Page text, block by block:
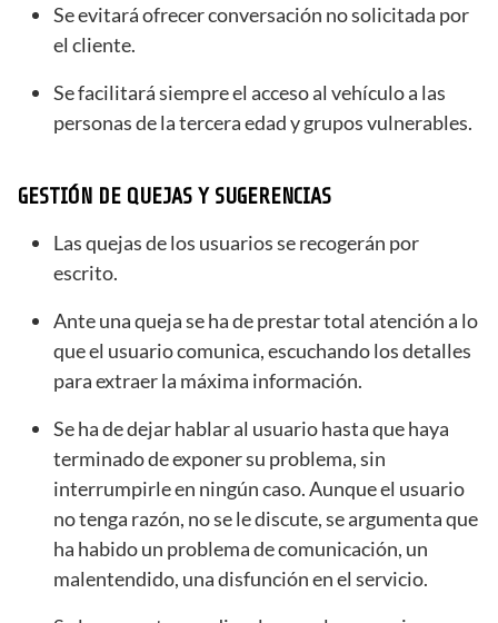
Se evitará ofrecer conversación no solicitada por
el cliente.
Se facilitará siempre el acceso al vehículo a las
personas de la tercera edad y grupos vulnerables.
GESTIÓN DE QUEJAS Y SUGERENCIAS
Las quejas de los usuarios se recogerán por
escrito.
Ante una queja se ha de prestar total atención a lo
que el usuario comunica, escuchando los detalles
para extraer la máxima información.
Se ha de dejar hablar al usuario hasta que haya
terminado de exponer su problema, sin
interrumpirle en ningún caso. Aunque el usuario
no tenga razón, no se le discute, se argumenta que
ha habido un problema de comunicación, un
malentendido, una disfunción en el servicio.